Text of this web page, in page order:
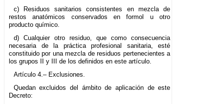
c) Residuos sanitarios consistentes en mezcla de
restos anatómicos conservados en formol u otro
producto químico.
d) Cualquier otro residuo, que como consecuencia
necesaria de la práctica profesional sanitaria, esté
constituido por una mezcla de residuos pertenecientes a
los grupos II y III de los definidos en este artículo.
Artículo 4.– Exclusiones.
Quedan excluidos del ámbito de aplicación de este
Decreto: